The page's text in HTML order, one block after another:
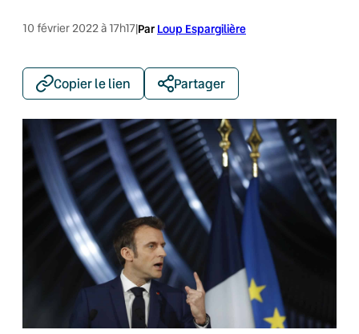
10 février 2022 à 17h17|Par Loup Espargilière
Copier le lien Partager